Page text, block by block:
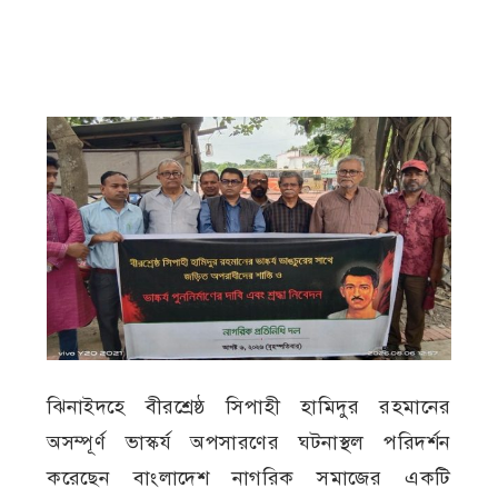
ঝিনাইদহে বীরশ্রেষ্ঠ সিপাহী হামিদুর রহমানের
অসম্পূর্ণ ভাস্কর্য অপসারণের ঘটনাস্থল পরিদর্শন
করেছেন বাংলাদেশ নাগরিক সমাজের একটি